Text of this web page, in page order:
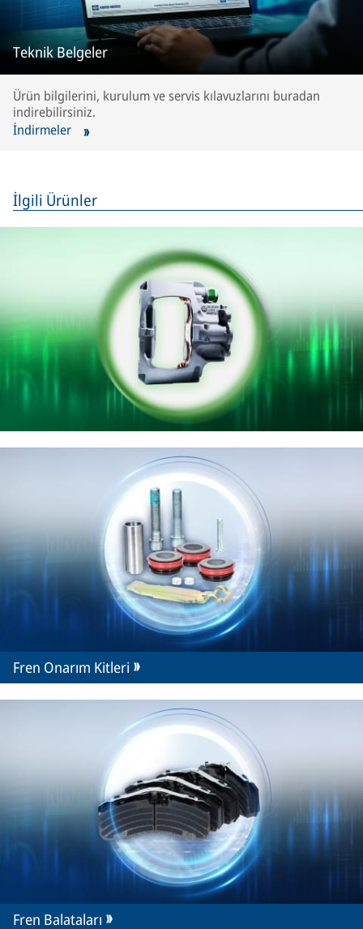
Teknik Belgeler
Ürün bilgilerini, kurulum ve servis kılavuzlarını buradan
indirebilirsiniz.
İndirmeler
İlgili Ürünler
Fren Onarım Kitleri
Fren Balataları